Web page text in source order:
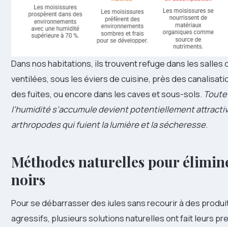
Dans nos habitations, ils trouvent refuge dans les salles
ventilées, sous les éviers de cuisine, près des
des fuites, ou encore dans les caves et sous-sols.
l’humidité s’accumule devient potentiellement
arthropodes qui fuient la lumière et la sécheresse.
Méthodes naturelles pour
noirs
Pour se débarrasser des iules sans recourir à des
agressifs, plusieurs solutions naturelles ont fait leurs